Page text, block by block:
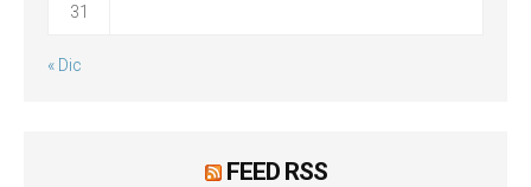
31
« Dic
FEED RSS